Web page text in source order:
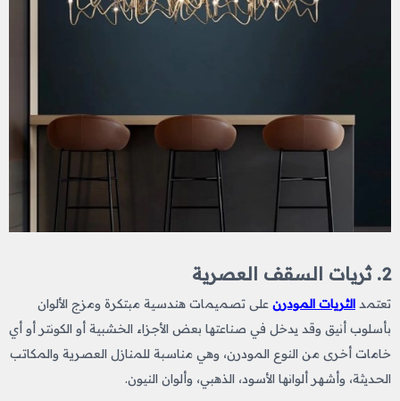
2. ثريات السقف العصرية
تعتمد الثريات المودرن على تصميمات هندسية مبتكرة ومزج الألوان
بأسلوب أنيق وقد يدخل في صناعتها بعض الأجزاء الخشبية أو الكونتر أو أي
خامات أخرى من النوع المودرن، وهي مناسبة للمنازل العصرية والمكاتب
الحديثة، وأشهر ألوانها الأسود، الذهبي، وألوان النيون.